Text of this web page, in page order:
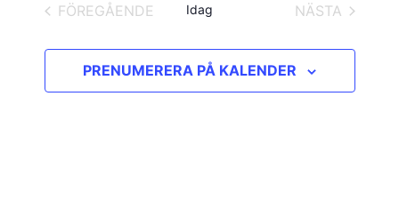
and
Views
FÖREGÅENDE
Idag
NÄSTA
PRENUMERERA PÅ KALENDER